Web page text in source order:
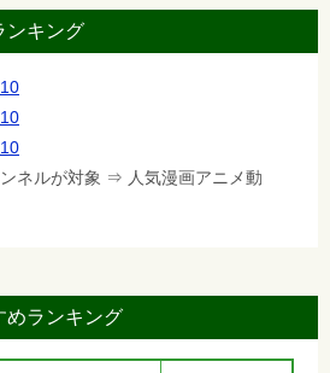
ンキング
ネルが対象 ⇒ 人気漫画アニメ動
ランキング